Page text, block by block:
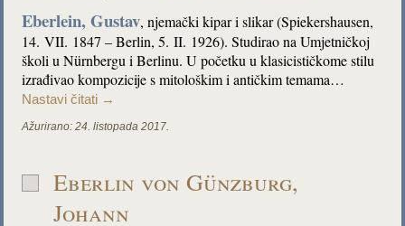
Eberlein, Gustav, njemački kipar i slikar (Spiekershausen,
14. VII. 1847 – Berlin, 5. II. 1926). Studirao na Umjetničkoj
školi u Nürnbergu i Berlinu. U početku u klasicističkome stilu
izrađivao kompozicije s mitološkim i antičkim temama…
Nastavi čitati →
Ažurirano: 24. listopada 2017.
Eberlin von Günzburg,
Johann